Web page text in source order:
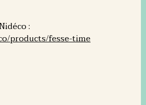
:
products/fesse-time